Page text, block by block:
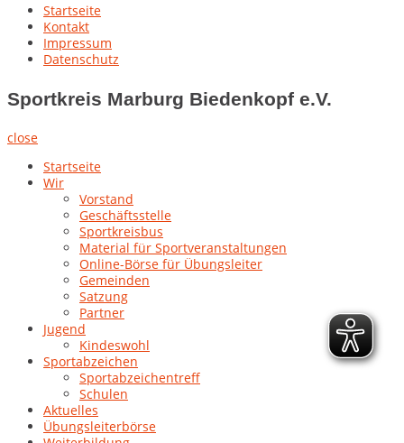
Startseite
Kontakt
Impressum
Datenschutz
Sportkreis Marburg Biedenkopf e.V.
close
Startseite
Wir
Vorstand
Geschäftsstelle
Sportkreisbus
Material für Sportveranstaltungen
Online-Börse für Übungsleiter
Gemeinden
Satzung
Partner
Jugend
Kindeswohl
Sportabzeichen
Sportabzeichentreff
Schulen
Aktuelles
Übungsleiterbörse